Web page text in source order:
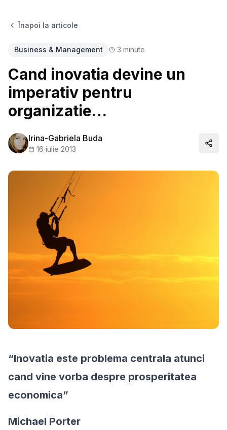
Înapoi la articole
Business & Management 3 minute
Cand inovatia devine un
imperativ pentru
organizatie…
Irina-Gabriela Buda
16 iulie 2013
“Inovatia este problema centrala atunci
cand vine vorba despre prosperitatea
economica”
Michael Porter